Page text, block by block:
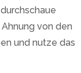
von den
und nutze das